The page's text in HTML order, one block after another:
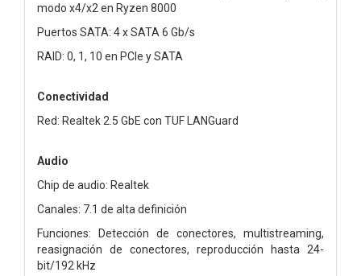
modo x4/x2 en Ryzen 8000
Puertos SATA: 4 x SATA 6 Gb/s
RAID: 0, 1, 10 en PCIe y SATA
Conectividad
Red: Realtek 2.5 GbE con TUF LANGuard
Audio
Chip de audio: Realtek
Canales: 7.1 de alta definición
Funciones: Detección de conectores, multistreaming,
reasignación de conectores, reproducción hasta 24-
bit/192 kHz